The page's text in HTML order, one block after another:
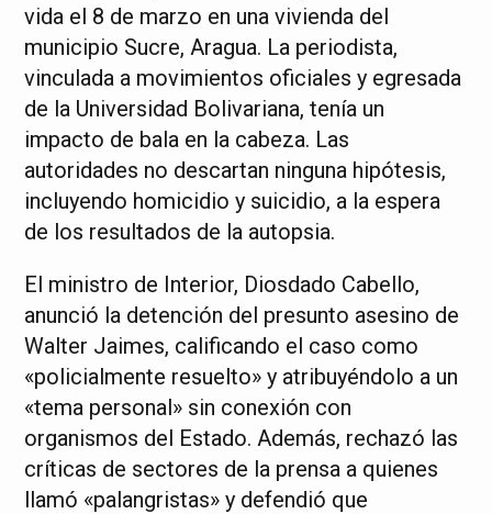
vida el 8 de marzo en una vivienda del
municipio Sucre, Aragua. La periodista,
vinculada a movimientos oficiales y egresada
de la Universidad Bolivariana, tenía un
impacto de bala en la cabeza. Las
autoridades no descartan ninguna hipótesis,
incluyendo homicidio y suicidio, a la espera
de los resultados de la autopsia.
El ministro de Interior, Diosdado Cabello,
anunció la detención del presunto asesino de
Walter Jaimes, calificando el caso como
«policialmente resuelto» y atribuyéndolo a un
«tema personal» sin conexión con
organismos del Estado. Además, rechazó las
críticas de sectores de la prensa a quienes
llamó «palangristas» y defendió que